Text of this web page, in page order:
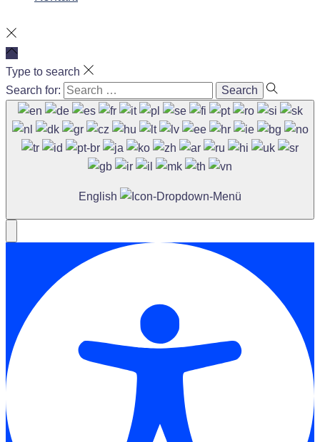
Type to search
Search for:
English